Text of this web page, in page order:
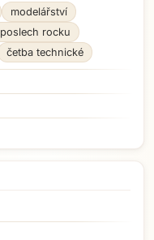
modelářství
poslech rocku
četba technické